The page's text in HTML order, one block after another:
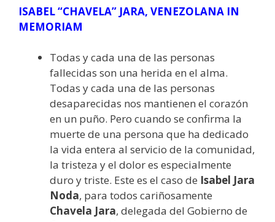
ISABEL “CHAVELA” JARA, VENEZOLANA IN
MEMORIAM
Todas y cada una de las personas
fallecidas son una herida en el alma.
Todas y cada una de las personas
desaparecidas nos mantienen el corazón
en un puño. Pero cuando se confirma la
muerte de una persona que ha dedicado
la vida entera al servicio de la comunidad,
la tristeza y el dolor es especialmente
duro y triste. Este es el caso de Isabel Jara
Noda, para todos cariñosamente
Chavela Jara, delegada del Gobierno de